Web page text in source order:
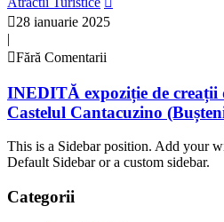
28 ianuarie 2025
|
Fără Comentarii
INEDITĂ expoziție de creații
Castelul Cantacuzino
This is a Sidebar position. Add your
Default Sidebar or a custom sidebar.
Categorii